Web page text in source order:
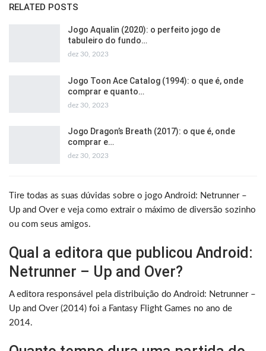
RELATED POSTS
Jogo Aqualin (2020): o perfeito jogo de
tabuleiro do fundo…
dez 30, 2023
Jogo Toon Ace Catalog (1994): o que é, onde
comprar e quanto…
dez 30, 2023
Jogo Dragon’s Breath (2017): o que é, onde
comprar e…
dez 30, 2023
Tire todas as suas dúvidas sobre o jogo Android: Netrunner –
Up and Over e veja como extrair o máximo de diversão sozinho
ou com seus amigos.
Qual a editora que publicou Android:
Netrunner – Up and Over?
A editora responsável pela distribuição do Android: Netrunner –
Up and Over (2014) foi a Fantasy Flight Games no ano de
2014.